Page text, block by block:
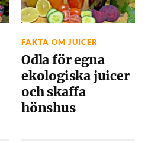
FAKTA OM JUICER
Odla för egna
ekologiska juicer
och skaffa
hönshus